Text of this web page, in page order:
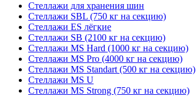
Стеллажи для хранения шин
Стеллажи SBL (750 кг на секцию)
Стеллажи ES лёгкие
Стеллажи SB (2100 кг на секцию)
Стеллажи MS Hard (1000 кг на секцию)
Стеллажи MS Pro (4000 кг на секцию)
Стеллажи MS Standart (500 кг на секцию)
Стеллажи MS U
Стеллажи MS Strong (750 кг на секцию)